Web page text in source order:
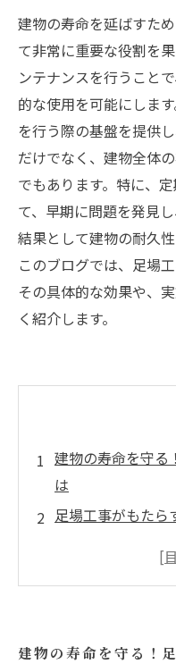
建物の寿命を延ばすた
て非常に重要な役割を
ンテナンスを行うこと
的な使用を可能にしま
を行う際の基盤を提供
だけでなく、建物全体
でもあります。特に、
て、早期に問題を発見
結果として建物の耐久
このブログでは、足場
その具体的な効果や、
く紹介します。
建物の寿命を守る
は
足場工事がもたら
安全な高所作業
メンテナンスの基
建物の寿命を守る！